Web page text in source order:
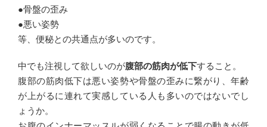
●骨盤の歪み
●悪い姿勢
等、便秘との共通点が多いのです。
中でも注視して欲しいのが腹部の筋肉が低下すること。
腹部の筋肉低下は悪い姿勢や骨盤の歪みに繋がり、年齢
が上がるに連れて実感している人も多いのではないでし
ょうか。